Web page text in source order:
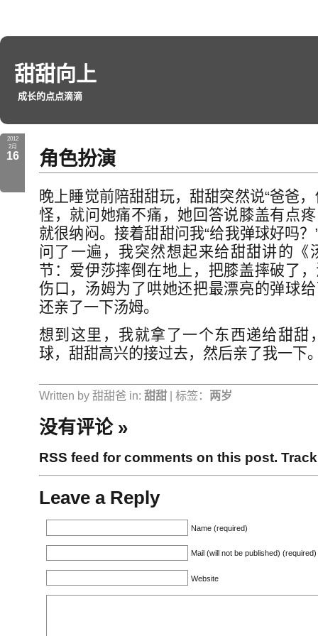
甜甜向上
成长的点点滴滴
2012
2月
16 角色扮演
晚上睡觉前陪甜甜玩，甜甜突然说“爸爸
怪，就问她痛不痛，她回答说膝盖有点
就很纳闷。接着甜甜问我“给我弹球好吗
问了一遍，我突然想起来给甜甜讲的《
节：爱伊莎摔倒在地上，把膝盖摔破了
伤口，汤姆为了哄她还把最漂亮的弹球
还亲了一下汤姆。
想到这里，我就拿了一个东西递给甜甜
球，甜甜高兴的接过去，然后亲了我一下
Written by 甜甜爸 in: 甜甜 | 标签： 两岁
没有评论 »
RSS feed for comments on this post.
Leave a Reply
Name (required)
Mail (will not be published) (required)
Website